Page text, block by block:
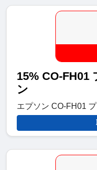
15% CO-FH01
ン
エプソン CO-FH01